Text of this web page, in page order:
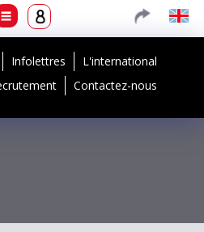
Infolettres
L'international
Contactez-nous